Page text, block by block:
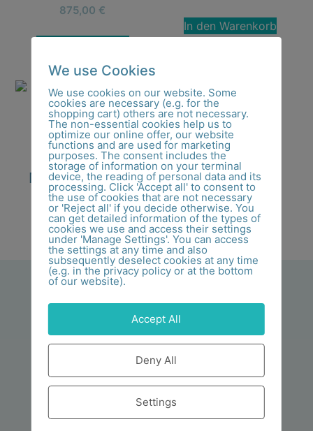
875,00 €
In den Warenkorb
Strandgut
Ohrhänger
Meeresleuchten
280,00 €
In den Warenkorb
We use Cookies
We use cookies on our website. Some
cookies are necessary (e.g. for the
shopping cart) others are not necessary.
The non-essential cookies help us to
optimize our online offer, our website
functions and are used for marketing
purposes. The consent includes the
storage of information on your terminal
device, the reading of personal data and its
processing. Click 'Accept all' to consent to
the use of cookies that are not necessary
or 'Reject all' if you decide otherwise. You
can get detailed information of the types of
cookies we use and access their settings
under 'Manage Settings'. You can access
the settings at any time and also
subsequently deselect cookies at any time
(e.g. in the privacy policy or at the bottom
of our website).
Accept All
Deny All
Settings